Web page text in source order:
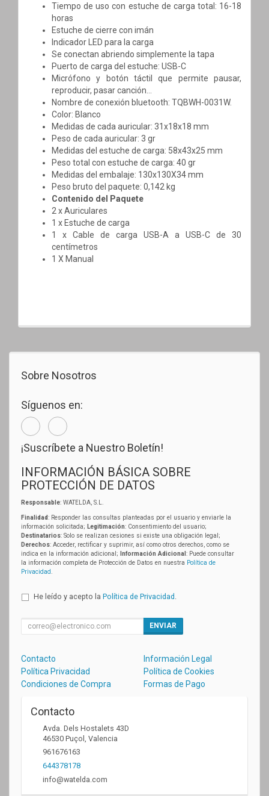
Tiempo de uso con estuche de carga total: 16-18
horas
Estuche de cierre con imán
Indicador LED para la carga
Se conectan abriendo simplemente la tapa
Puerto de carga del estuche: USB-C
Micrófono y botón táctil que permite pausar,
reproducir, pasar canción…
Nombre de conexión bluetooth: TQBWH-0031W.
Color: Blanco
Medidas de cada auricular: 31x18x18 mm
Peso de cada auricular: 3 gr
Medidas del estuche de carga: 58x43x25 mm
Peso total con estuche de carga: 40 gr
Medidas del embalaje: 130x130X34 mm
Peso bruto del paquete: 0,142 kg
Contenido del Paquete
2 x Auriculares
1 x Estuche de carga
1 x Cable de carga USB-A a USB-C de 30
centímetros
1 X Manual
Sobre Nosotros
Síguenos en:
¡Suscríbete a Nuestro Boletín!
INFORMACIÓN BÁSICA SOBRE
PROTECCIÓN DE DATOS
Responsable: WATELDA, S.L.
Finalidad: Responder las consultas planteadas por el usuario y enviarle la
información solicitada; Legitimación: Consentimiento del usuario;
Destinatarios: Solo se realizan cesiones si existe una obligación legal;
Derechos: Acceder, rectificar y suprimir, así como otros derechos, como se
indica en la información adicional;
Información Adicional : Puede consultar
la información completa de Protección de Datos en nuestra Política de
Privacidad
He leído y acepto la Política de Privacidad
ENVIAR
Contacto
Información Legal
Política Privacidad
Política de Cookies
Condiciones de Compra
Formas de Pago
Contacto
Avda. Dels Hostalets 43D
46530 Puçol Valencia
961676163
644378178
info@watelda.com